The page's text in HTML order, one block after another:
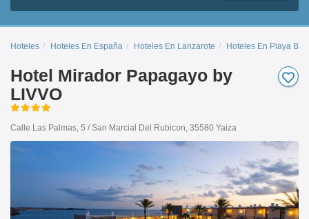
Hoteles Hoteles En España Hoteles En Lanzarote Hoteles En Playa
Hotel Mirador Papagayo by
LIVVO
Calle Las Palmas, 5 / San Marcial Del Rubicon, 35580 Yaiza